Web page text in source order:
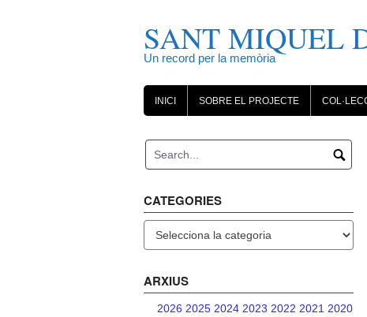
SANT MIQUEL
Un record per la memòria
INICI SOBRE EL PROJECTE
CATEGORIES
ARXIUS
2026 2025 2024 2023 2022 2021 2020